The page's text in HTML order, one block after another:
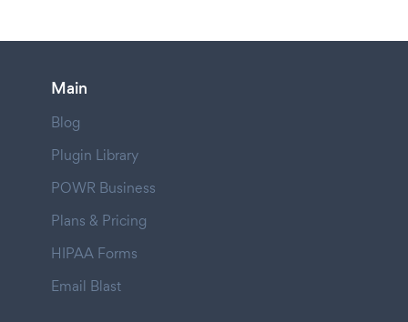
Main
Blog
Plugin Library
POWR Business
Plans & Pricing
HIPAA Forms
Email Blast